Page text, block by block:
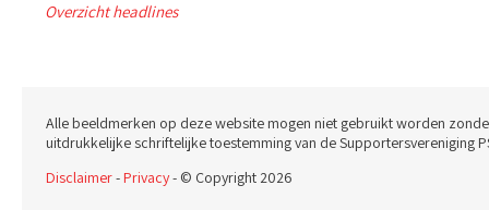
Overzicht headlines
Alle beeldmerken op deze website mogen niet gebruikt worden
uitdrukkelijke schriftelijke toestemming van de Supportersvereniging
Disclaimer-Privacy- © Copyright 2026